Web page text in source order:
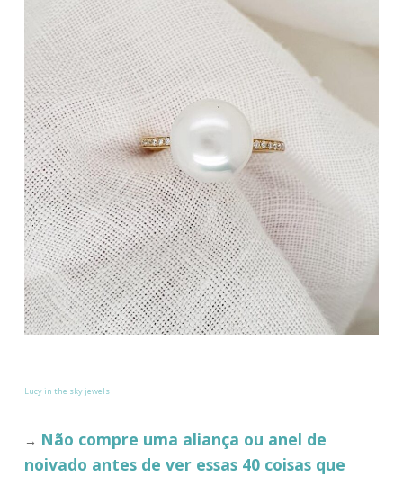
Lucy in the sky jewels
→ Não compre uma aliança ou anel de
noivado antes de ver essas 40 coisas que